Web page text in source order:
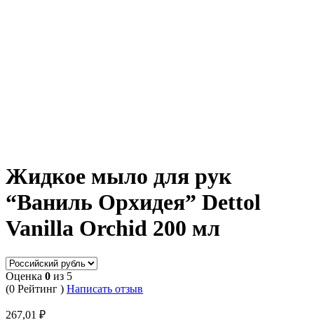
Жидкое мыло для рук
“Ваниль Орхидея” Dettol
Vanilla Orchid 200 мл
Оценка 0 из 5
(0 Рейтинг ) Написать отзыв
267,01 ₽